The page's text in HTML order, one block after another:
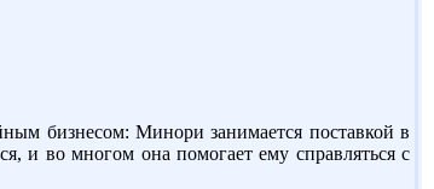
бизнесом: Минори занимается поставкой в
и во многом она помогает ему справляться с